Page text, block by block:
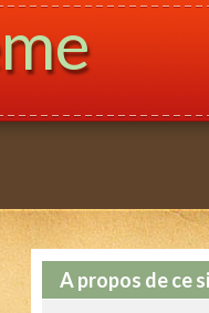
A propos de ce